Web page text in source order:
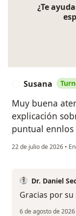
¿Te
Susana
Muy buena
explicación
puntual
22 de julio de 2026 •
Dr. Daniel
Gracias por
6 de agosto de 2026